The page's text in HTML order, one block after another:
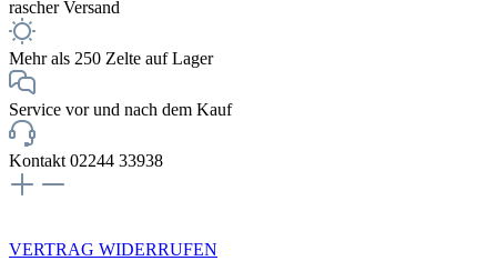
rascher Versand
Mehr als 250 Zelte auf Lager
Service vor und nach dem Kauf
Kontakt 02244 33938
VERTRAG WIDERRUFEN